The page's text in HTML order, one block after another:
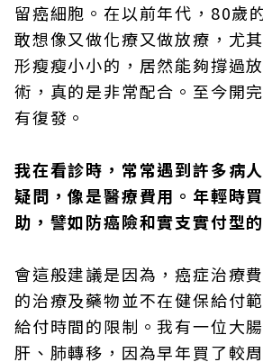
留癌細胞。在以前年代，80歲
敢想像又做化療又做放療，尤
形瘦瘦小小的，居然能夠撐過
術，真的是非常配合。至今開
有復發。
我在看診時，常常遇到許多病
疑問，像是醫療費用。年輕時
助，譬如防癌險和實支實付型
會這般建議是因為，癌症治療
的治療及藥物並不在健保給付
給付時間的限制。我有一位大
肝、肺轉移，因為早年買了較